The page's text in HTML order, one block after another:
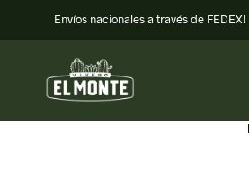
Envíos nacionales a través de FEDEX!